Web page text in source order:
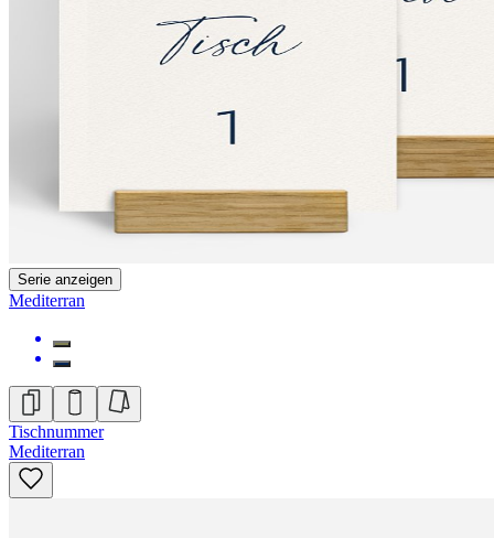
Serie anzeigen
Mediterran
Tischnummer
Mediterran